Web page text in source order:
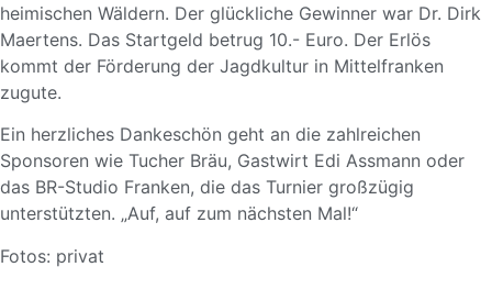
heimischen Wäldern. Der glückliche Gewinner war Dr. Dirk
Maertens. Das Startgeld betrug 10.- Euro. Der Erlös
kommt der Förderung der Jagdkultur in Mittelfranken
zugute.
Ein herzliches Dankeschön geht an die zahlreichen
Sponsoren wie Tucher Bräu, Gastwirt Edi Assmann oder
das BR-Studio Franken, die das Turnier großzügig
unterstützten. „Auf, auf zum nächsten Mal!“
Fotos: privat